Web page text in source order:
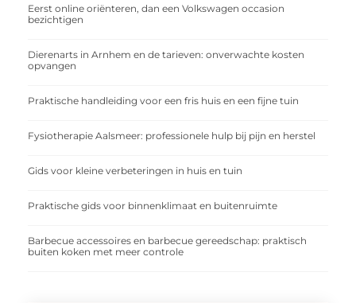
Eerst online oriënteren, dan een Volkswagen occasion
bezichtigen
Dierenarts in Arnhem en de tarieven: onverwachte kosten
opvangen
Praktische handleiding voor een fris huis en een fijne tuin
Fysiotherapie Aalsmeer: professionele hulp bij pijn en herstel
Gids voor kleine verbeteringen in huis en tuin
Praktische gids voor binnenklimaat en buitenruimte
Barbecue accessoires en barbecue gereedschap: praktisch
buiten koken met meer controle